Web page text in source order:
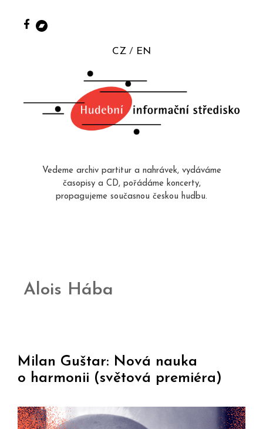
CZ EN
Vedeme archiv partitur a nahrávek, vydáváme
časopisy a CD, pořádáme koncerty,
propagujeme současnou českou hudbu.
Alois Hába
Milan Guštar: Nová nauka
o harmonii (světová premiéra)